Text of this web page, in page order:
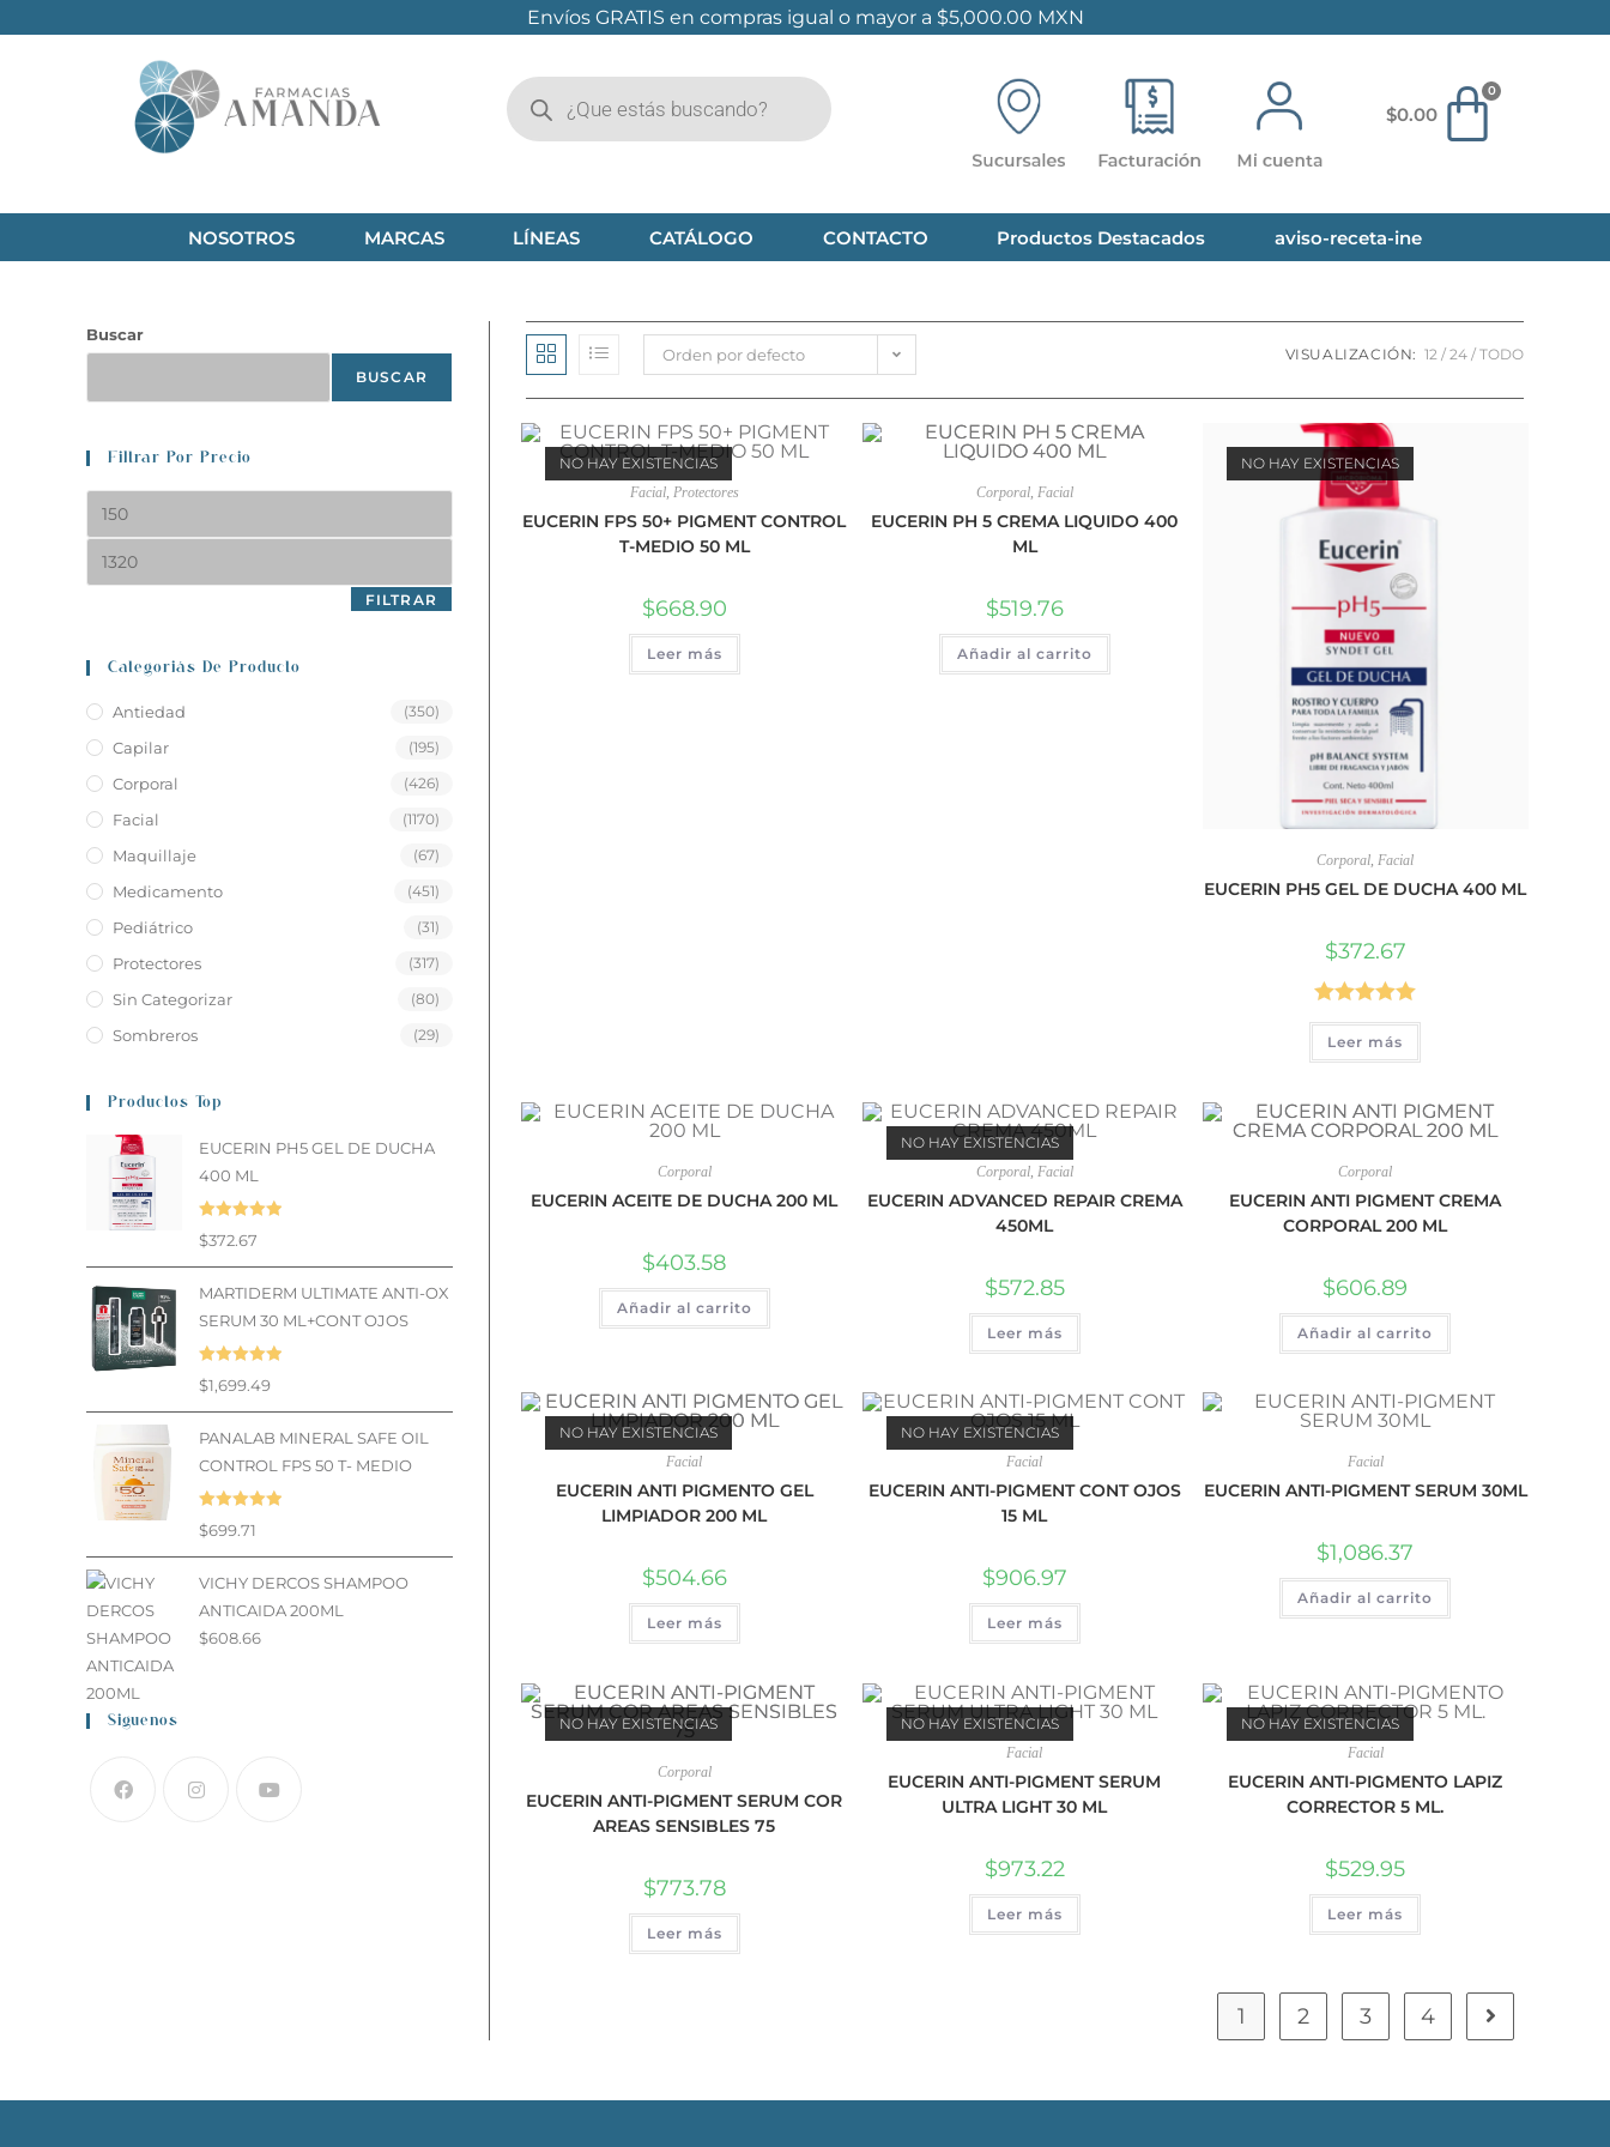
Envíos GRATIS en compras igual o mayor a $5,000.00 MXN
$0.00
NOSOTROS MARCAS LÍNEAS CATÁLOGO CONTACTO Productos Destacados aviso-receta-ine
Orden por defecto VISUALIZACIÓN: 12 24 TODO
NO HAY EXISTENCIAS
Facial, Protectores
EUCERIN FPS 50+ PIGMENT CONTROL
T-MEDIO 50 ML
$668.90
Leer más
Corporal, Facial
EUCERIN PH 5 CREMA LIQUIDO 400
ML
$519.76
Añadir al carrito
NO HAY EXISTENCIAS
Corporal,Facial
EUCERIN PH5 GEL DE DUCHA 400 ML
$372.67
Valorado en
5.00 de 5
Leer más
Corporal
EUCERIN ACEITE DE DUCHA 200 ML
$403.58
Añadir al carrito
NO HAY EXISTENCIAS
Corporal, Facial
EUCERIN ADVANCED REPAIR CREMA
450ML
$572.85
Leer más
Corporal
EUCERIN ANTI PIGMENT CREMA
CORPORAL 200 ML
$606.89
Añadir al carrito
NO HAY EXISTENCIAS
Facial
EUCERIN ANTI PIGMENTO GEL
LIMPIADOR 200 ML
$504.66
Leer más
NO HAY EXISTENCIAS
Facial
EUCERIN ANTI-PIGMENT CONT OJOS
15 ML
$906.97
Leer más
Facial
EUCERIN ANTI-PIGMENT SERUM 30ML
$1,086.37
Añadir al carrito
NO HAY EXISTENCIAS
Corporal
EUCERIN ANTI-PIGMENT SERUM COR
AREAS SENSIBLES 75
$773.78
Leer más
NO HAY EXISTENCIAS
Facial
EUCERIN ANTI-PIGMENT SERUM
ULTRA LIGHT 30 ML
$973.22
Leer más
NO HAY EXISTENCIAS
Facial
EUCERIN ANTI-PIGMENTO LAPIZ
CORRECTOR 5 ML.
$529.95
Leer más
1 2 3 4
Buscar
BUSCAR
Filtrar Por Precio
FILTRAR
Categoriás De Producto
Antiedad (350)
Capilar (195)
Corporal (426)
Facial (1170)
Maquillaje (67)
Medicamento (451)
Pediátrico (31)
Protectores (317)
Sin Categorizar (80)
Sombreros (29)
Productos Top
EUCERIN PH5 GEL DE DUCHA
400 ML
Valorado en
$372.67
MARTIDERM ULTIMATE ANTI-OX
SERUM 30 ML+CONT OJOS
Valorado en
$1,699.49
PANALAB MINERAL SAFE OIL
CONTROL FPS 50 T- MEDIO
Valorado en
$699.71
VICHY DERCOS SHAMPOO
ANTICAIDA 200ML
$608.66
Siguenos